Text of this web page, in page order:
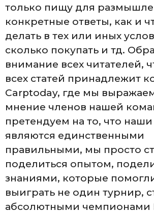
только пищу для
конкретные ответы, как и
делать в тех или иных
сколько покупать и тд.
внимание всех читателей,
всех статей принадлежит
Carptoday, где мы
мнение членов нашей
претендуем на то, что наши
являются единственными
правильными, мы просто
поделиться опытом,
знаниями, которые
выиграть не один турнир,
абсолютными чемпионами